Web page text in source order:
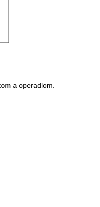
a operadlom.